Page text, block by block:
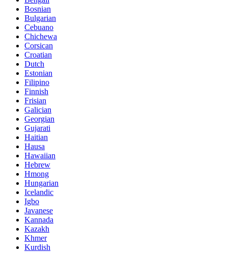
Bosnian
Bulgarian
Cebuano
Chichewa
Corsican
Croatian
Dutch
Estonian
Filipino
Finnish
Frisian
Galician
Georgian
Gujarati
Haitian
Hausa
Hawaiian
Hebrew
Hmong
Hungarian
Icelandic
Igbo
Javanese
Kannada
Kazakh
Khmer
Kurdish